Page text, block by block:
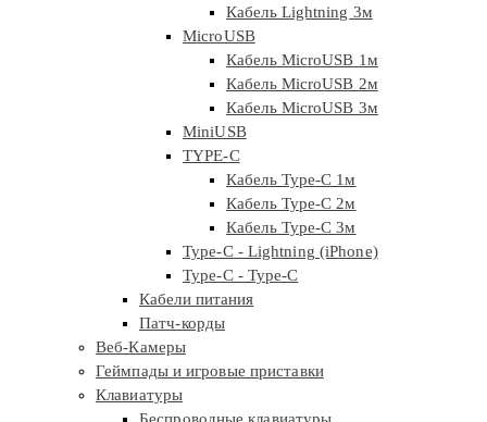
Кабель Lightning 3м
MicroUSB
Кабель MicroUSB 1м
Кабель MicroUSB 2м
Кабель MicroUSB 3м
MiniUSB
TYPE-C
Кабель Type-C 1м
Кабель Type-C 2м
Кабель Type-C 3м
Type-C - Lightning (iPhone)
Type-C - Type-C
Кабели питания
Патч-корды
Веб-Камеры
Геймпады и игровые приставки
Клавиатуры
Беспроводные клавиатуры